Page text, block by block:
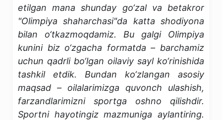
etilgan mana shunday go‘zal va betakror
"Olimpiya shaharchasi"da katta shodiyona
bilan o‘tkazmoqdamiz. Bu galgi Olimpiya
kunini biz o‘zgacha formatda – barchamiz
uchun qadrli bo‘lgan oilaviy sayl ko‘rinishida
tashkil etdik. Bundan ko‘zlangan asosiy
maqsad – oilalarimizga quvonch ulashish,
farzandlarimizni sportga oshno qilishdir.
Sportni hayotingiz mazmuniga aylantiring.